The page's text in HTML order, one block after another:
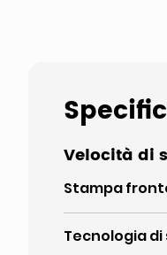
Velocità di
Stampa
Tecnologia